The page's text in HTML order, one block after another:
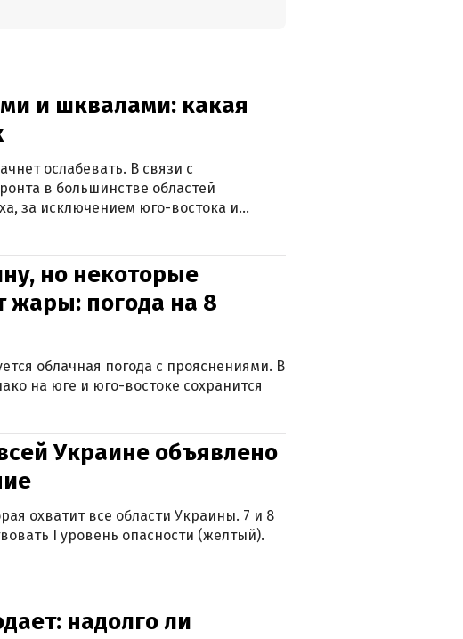
и шквалами: какая
ослабевать. В связи с
в большинстве областей
за исключением юго-востока и
но некоторые
жары: погода на 8
облачная погода с прояснениями. В
на юге и юго-востоке сохранится
Украине объявлено
охватит все области Украины. 7 и 8
I уровень опасности (желтый).
надолго ли